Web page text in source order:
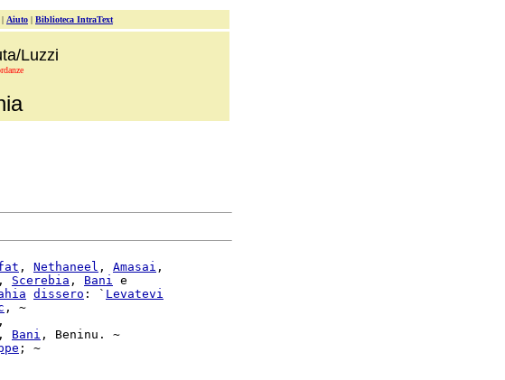
| Aiuto | Biblioteca IntraText
Luzzi
, Nethaneel , Amasai ,
, Scerebia , Bani e
dissero : ` Levatevi
, ~
,
, Bani , Beninu. ~